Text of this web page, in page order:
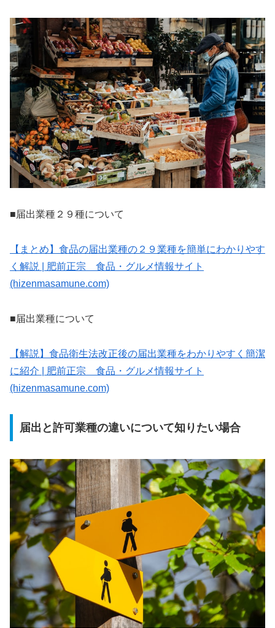
■届出業種２９種について
【まとめ】食品の届出業種の２９業種を簡単にわかりやす
く解説 | 肥前正宗 食品・グルメ情報サイト
(hizenmasamune.com)
■届出業種について
【解説】食品衛生法改正後の届出業種をわかりやすく簡潔
に紹介 | 肥前正宗 食品・グルメ情報サイト
(hizenmasamune.com)
届出と許可業種の違いについて知りたい場合